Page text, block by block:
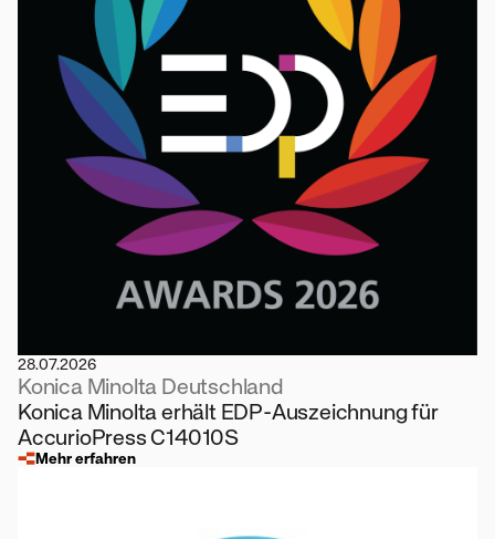
28.07.2026
Konica Minolta Deutschland
Konica Minolta erhält EDP-Auszeichnung für
AccurioPress C14010S
Mehr erfahren